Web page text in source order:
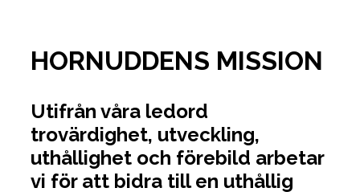
HORNUDDENS MISSION
Utifrån våra ledord
trovärdighet, utveckling,
uthållighet och förebild arbetar
vi för att bidra till en uthållig